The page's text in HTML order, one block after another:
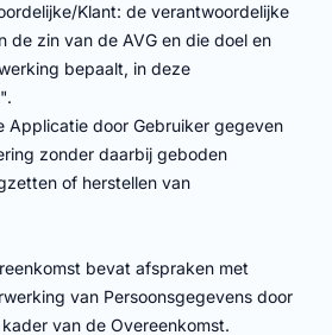
Klant: de verantwoordelijke
de zin van de AVG en die doel en
bepaalt, in deze
Applicatie door Gebruiker gegeven
zonder daarbij geboden
of herstellen van
bevat afspraken met
van Persoonsgegevens door
van de Overeenkomst.